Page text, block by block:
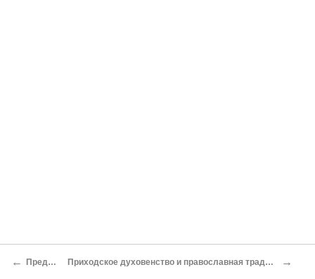
← Предисловие Приходское духовенство и православная традиция в модернизирующейся России →